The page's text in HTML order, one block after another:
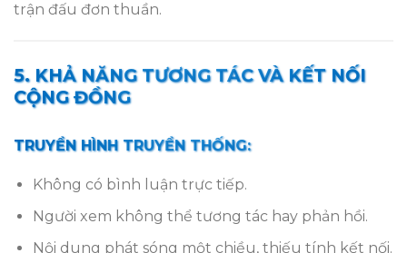
trận đấu đơn thuần.
5. KHẢ NĂNG TƯƠNG TÁC VÀ KẾT NỐI
CỘNG ĐỒNG
TRUYỀN HÌNH TRUYỀN THỐNG:
Không có bình luận trực tiếp.
Người xem không thể tương tác hay phản hồi.
Nội dung phát sóng một chiều, thiếu tính kết nối.